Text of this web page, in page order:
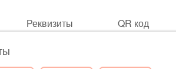
Реквизиты QR код